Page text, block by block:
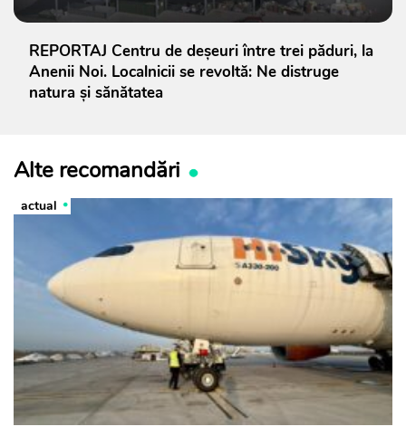
REPORTAJ Centru de deșeuri între trei păduri, la
Anenii Noi. Localnicii se revoltă: Ne distruge
natura și sănătatea
Alte recomandări
actual